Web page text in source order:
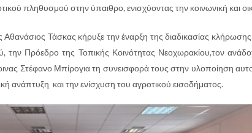
πληθυσμού στην ύπαιθρο, ενισχύοντας την κοινωνική και
Τάσκας κήρυξε την έναρξη της διαδικασίας
την Πρόεδρο της Τοπικής Κοινότητας Νεοχωρακίου,τον
Στέφανο Μπίρογια τη συνεισφορά τους στην υλοποίηση
ανάπτυξη και την ενίσχυση του αγροτικού εισοδήματος.